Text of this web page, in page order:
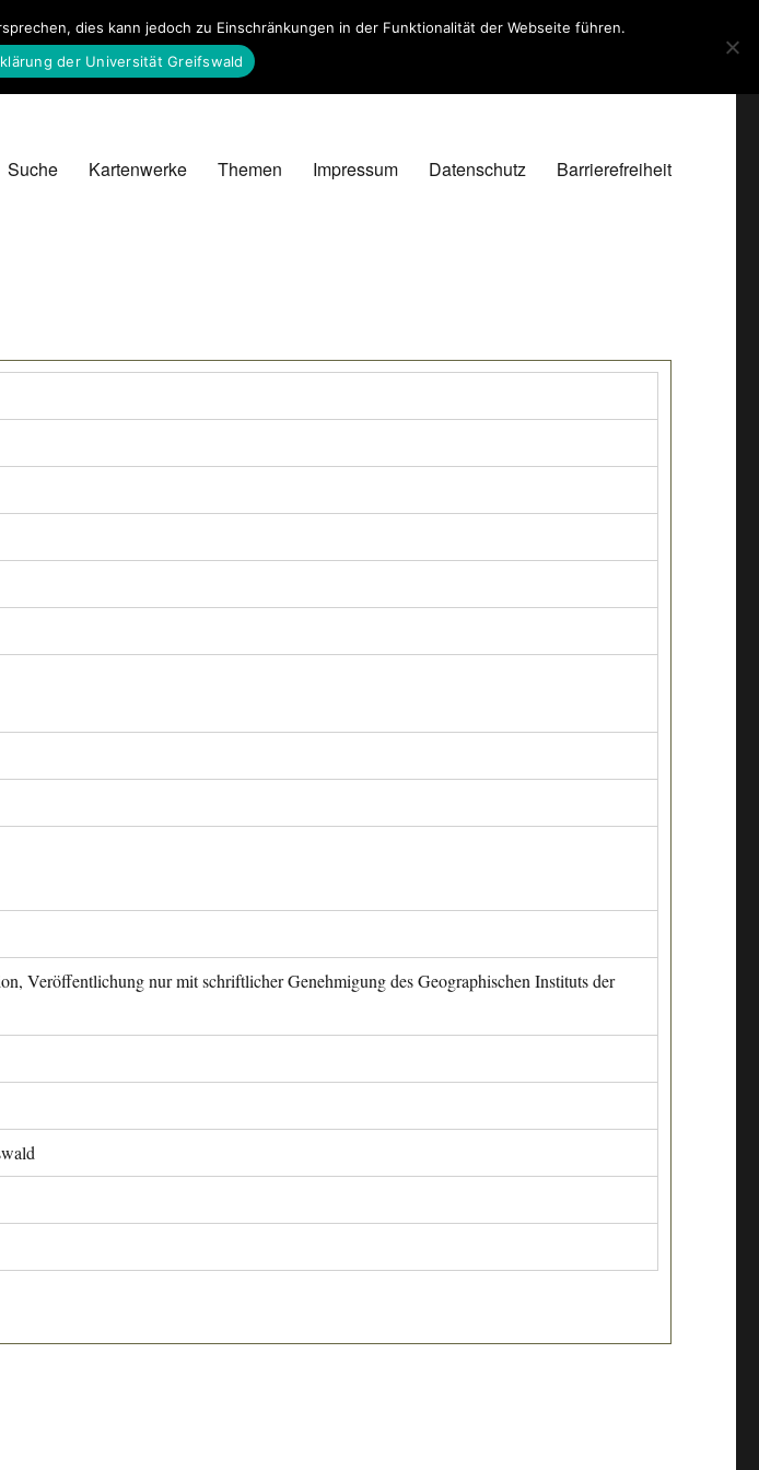
Suche Kartenwerke Themen Impressum Datenschutz Barrierefreiheit
Veröffentlichung nur mit schriftlicher Genehmigung des Geographischen Instituts der
dies kann jedoch zu Einschränkungen in der Funktionalität der Webseite führen.
der Universität Greifswald